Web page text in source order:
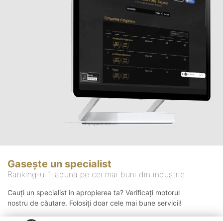
Gasește un specialist
Ranking-ul îi adună pe cei mai buni din industrie
Cauți un specialist in apropierea ta? Verificați motorul
nostru de căutare. Folosiți doar cele mai bune servicii!